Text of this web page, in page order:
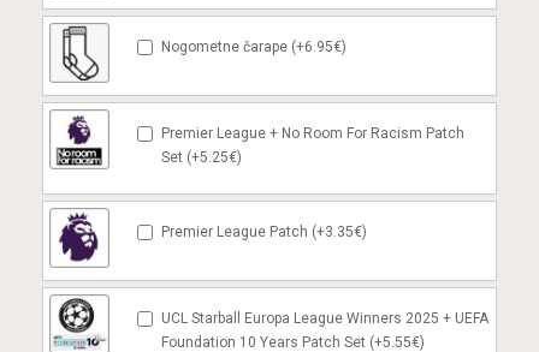
Nogometne čarape (+6.95€)
Premier League + No Room For Racism Patch
Set (+5.25€)
Premier League Patch (+3.35€)
UCL Starball Europa League Winners 2025 + UEFA
Foundation 10 Years Patch Set (+5.55€)